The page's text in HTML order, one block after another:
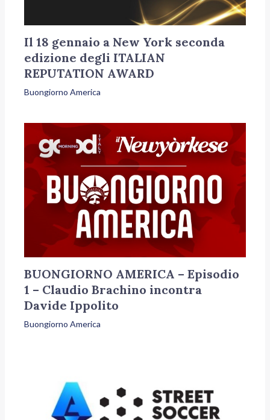
Il 18 gennaio a New York seconda
edizione degli ITALIAN
REPUTATION AWARD
Buongiorno America
BUONGIORNO AMERICA – Episodio
1 – Claudio Brachino incontra
Davide Ippolito
Buongiorno America